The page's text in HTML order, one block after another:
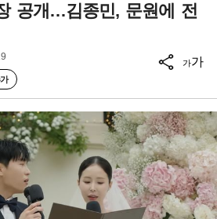
공개…김종민, 문원에 전
가가